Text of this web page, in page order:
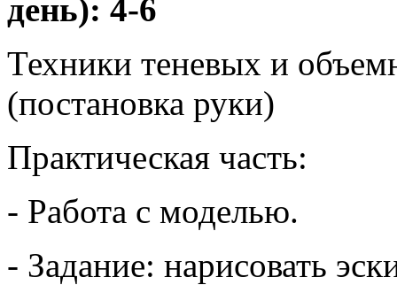
день): 4-6
Техники теневых и
(постановка руки)
Практическая часть:
- Работа с моделью.
- Задание: нарисовать